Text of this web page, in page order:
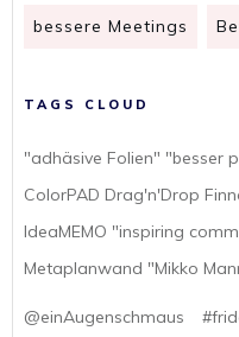
bessere Meetings
TAGS CLOUD
"adhäsive Folien" "besser
ColorPAD Drag'n'Drop
IdeaMEMO "inspiring
Metaplanwand "Mikko
@einAugenschmaus